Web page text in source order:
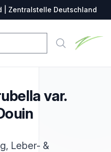
| Zentralstelle Deutschland
Suche
var.
Leber- &